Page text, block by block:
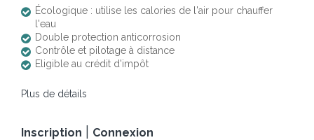
Écologique : utilise les calories de l'air pour chauffer
l'eau
Double protection anticorrosion
Contrôle et pilotage à distance
Eligible au crédit d'impôt
Plus de détails
Inscription Connexion